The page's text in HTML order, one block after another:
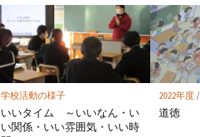
マ
ー
ク
に
保
学校活動の様子
いいタイム ～いいなん・い
い関係・いい雰囲気・いい時
2022年度
道徳